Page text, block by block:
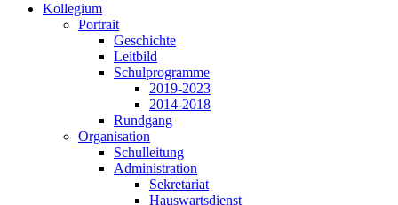
Kollegium
Portrait
Geschichte
Leitbild
Schulprogramme
2019-2023
2014-2018
Rundgang
Organisation
Schulleitung
Administration
Sekretariat
Hauswartsdienst